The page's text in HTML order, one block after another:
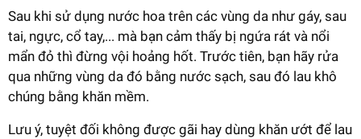
Sau khi sử dụng nước hoa trên các vùng da như gáy, sau
tai, ngực, cổ tay,... mà bạn cảm thấy bị ngứa rát và nổi
mẩn đỏ thì đừng vội hoảng hốt. Trước tiên, bạn hãy rửa
qua những vùng da đó bằng nước sạch, sau đó lau khô
chúng bằng khăn mềm.
Lưu ý, tuyệt đối không được gãi hay dùng khăn ướt để lau